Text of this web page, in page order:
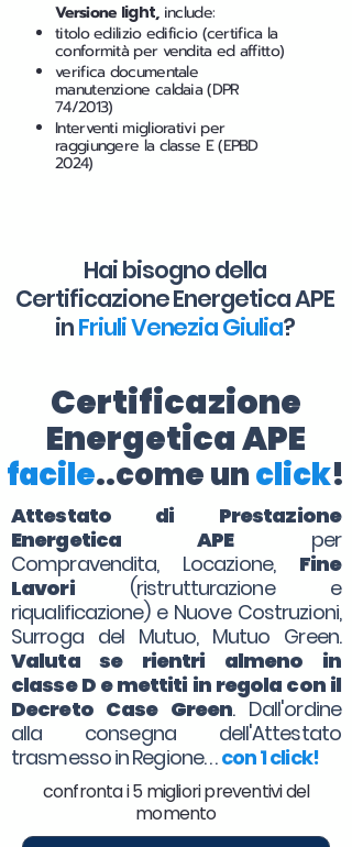
Versione light,include:
titolo edilizio edificio (certifica la
conformità per vendita ed affitto)
verifica documentale
manutenzione caldaia (DPR
74/2013)
Interventi migliorativi per
raggiungere la classe E (EPBD
2024)
Hai bisogno della
Certificazione Energetica APE
inFriuli Venezia Giulia?
Certificazione
Energetica APE
facile..come unclick!
Attestato di Prestazione
Energetica APEper
Compravendita, Locazione, Fine
Lavori(ristrutturazione e
riqualificazione) e Nuove Costruzioni,
Surroga del Mutuo, Mutuo Green.
Valuta se rientri almeno in
classe D e mettiti in regola con il
Decreto Case Green. Dall'ordine
alla consegna dell'Attestato
trasmesso in Regione. . .con 1 click!
confronta i 5 migliori preventivi del
momento